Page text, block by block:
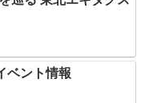
ベント情報